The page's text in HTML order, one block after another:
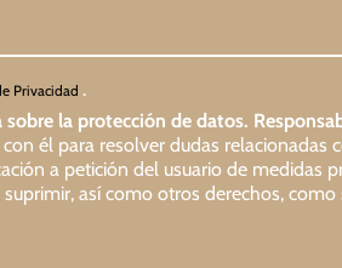
Privacidad .
la protección de datos.
él para resolver dudas
a petición del usuario de medidas
suprimir, así como otros derechos,